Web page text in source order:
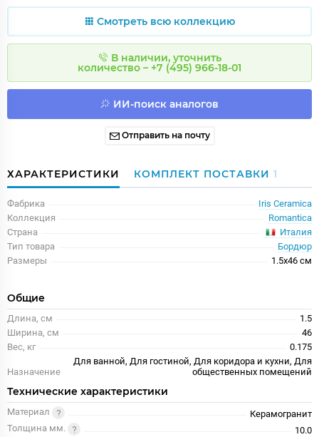
Смотреть всю коллекцию
В наличии, уточнить
количество – +7 (495) 966-18-01
ИИ-поиск аналогов
Отправить на почту
ХАРАКТЕРИСТИКИ КОМПЛЕКТ ПОСТАВКИ 1
Фабрика
Iris Ceramica
Коллекция
Romantica
Страна
Италия
Тип товара
Бордюр
Размеры
1.5x46 см
Общие
Длина, см
1.5
Ширина, см
46
Вес, кг
0.175
Назначение
Для ванной, Для гостиной, Для коридора и кухни, Для
общественных помещений
Технические характеристики
Материал
Керамогранит
Толщина мм.
10.0